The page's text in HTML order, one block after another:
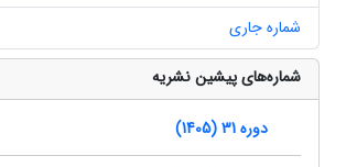
شماره جاری
شماره‌های پیشین نشریه
دوره 31 (1405)